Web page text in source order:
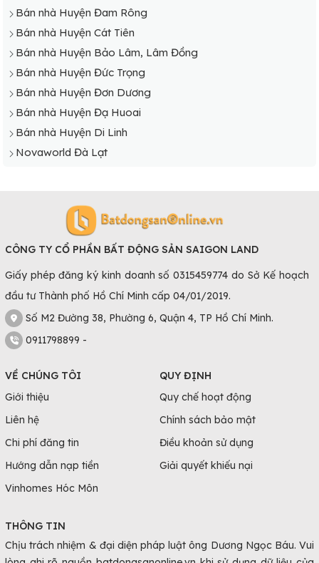
Bán nhà Huyện Đam Rông
Bán nhà Huyện Cát Tiên
Bán nhà Huyện Bảo Lâm, Lâm Đồng
Bán nhà Huyện Đức Trọng
Bán nhà Huyện Đơn Dương
Bán nhà Huyện Đạ Huoai
Bán nhà Huyện Di Linh
Novaworld Đà Lạt
CÔNG TY CỔ PHẦN BẤT ĐỘNG SẢN SAIGON LAND
Giấy phép đăng ký kinh doanh số 0315459774 do Sở Kế hoạch
đầu tư Thành phố Hồ Chí Minh cấp 04/01/2019.
Số M2 Đường 38, Phường 6, Quận 4, TP Hồ Chí Minh.
0911798899 -
VỀ CHÚNG TÔI
Giới thiệu
Liên hệ
Chi phí đăng tin
Hướng dẫn nạp tiền
Vinhomes Hóc Môn
QUY ĐỊNH
Quy chế hoạt động
Chính sách bảo mật
Điều khoản sử dụng
Giải quyết khiếu nại
THÔNG TIN
Chịu trách nhiệm & đại diện pháp luật ông Dương Ngọc Báu. Vui